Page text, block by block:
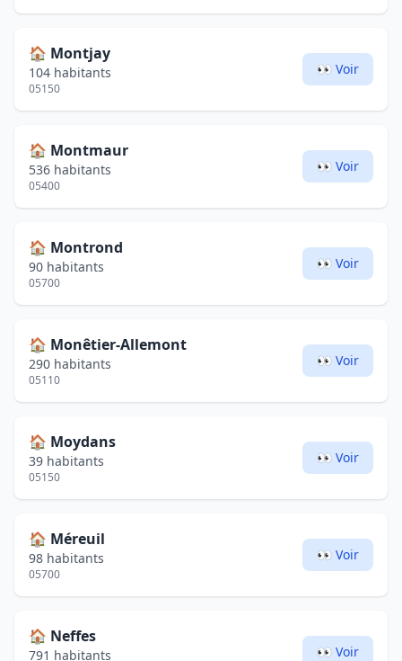
🏠 Montjay
104 habitants
05150
👀 Voir
🏠 Montmaur
536 habitants
05400
👀 Voir
🏠 Montrond
90 habitants
05700
👀 Voir
🏠 Monêtier-Allemont
290 habitants
05110
👀 Voir
🏠 Moydans
39 habitants
05150
👀 Voir
🏠 Méreuil
98 habitants
05700
👀 Voir
🏠 Neffes
791 habitants 👀 Voir